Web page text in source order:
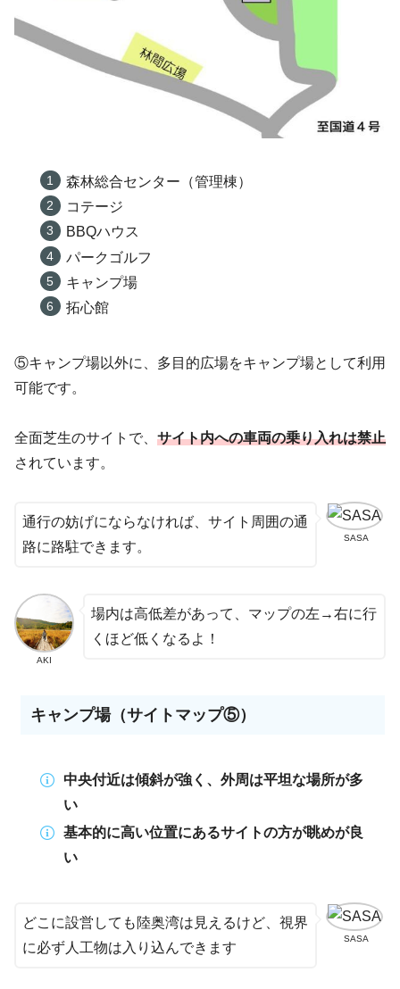
森林総合センター（管理棟）
コテージ
BBQハウス
パークゴルフ
キャンプ場
拓心館
⑤キャンプ場以外に、多目的広場をキャンプ場として利用
可能です。
全面芝生のサイトで、 サイト内への車両の乗り入れは禁止
されています。
SASA
通行の妨げにならなければ、サイト周囲の通
路に路駐できます。
AKI
場内は高低差があって、マップの左→右に行
くほど低くなるよ！
キャンプ場（サイトマップ⑤）
中央付近は傾斜が強く、外周は平坦な場所が多
い
基本的に高い位置にあるサイトの方が眺めが良
い
SASA
どこに設営しても陸奥湾は見えるけど、視界
に必ず人工物は入り込んできます